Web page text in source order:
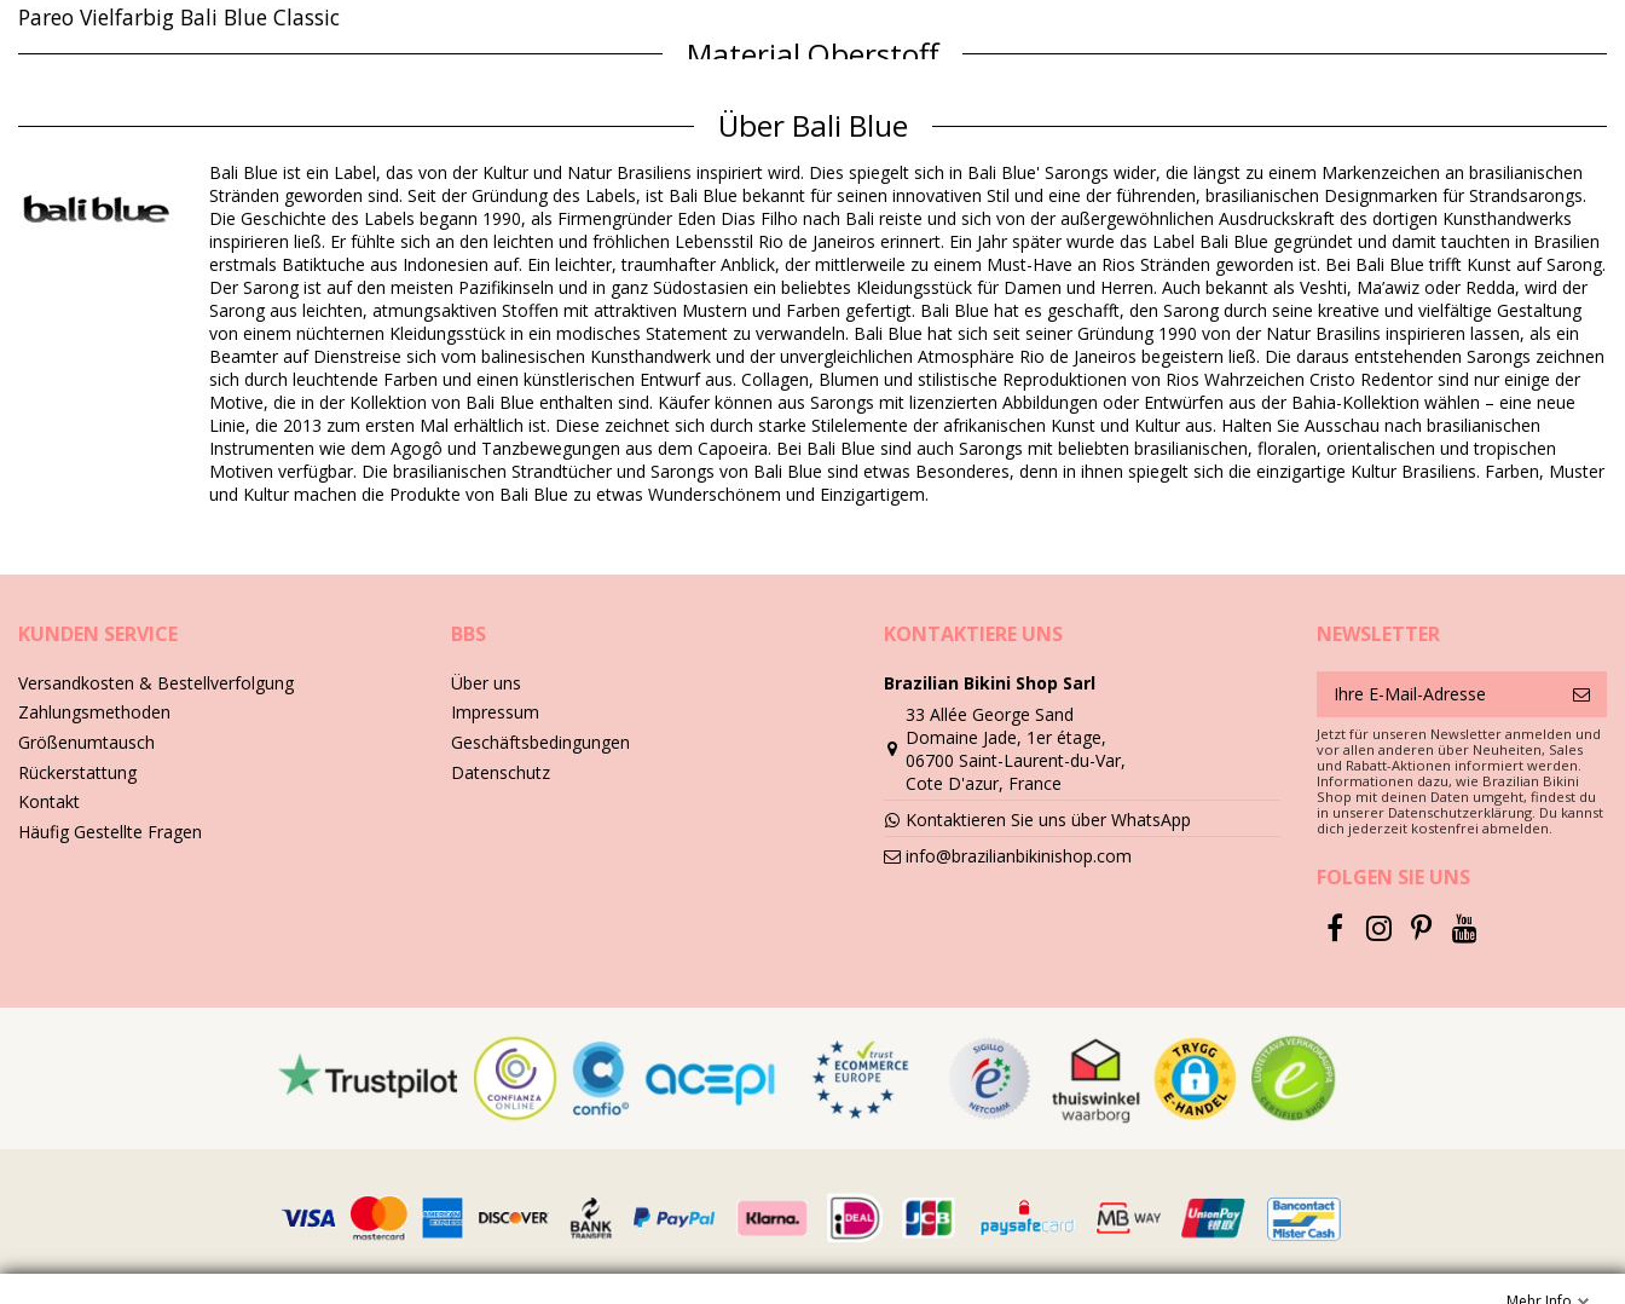
Pareo Vielfarbig Bali Blue Classic
Material Oberstoff
Produktinformation
Abteilung: Unisex, Pareo
Verpackung beinhaltet: 1 x Pareo (Andere Accessoires nicht eingeschlossen)
HS CODE: 621430
EAN: Einheitsgröße (7899818636203)
Gewicht: 220g / 0.48lb / 7.76oz
Wasch- & Pflegeanleitung
Pflegeanleitung für: Bali Blue Canga Bonfim
Wie pflegen Sie Ihre Strandkleidung richtig?
Auf dem Weg zum Strand benutzen Sie nicht nur einen Bikini oder Badeanzug, sondern auch ein Kleid, Rock, Tunika, Shorts usw. Wie können diese sauber gehalten und die gute Form bewahrt werden?
1. Immer den Sand herausschütteln. So viel Sie können am Strand schütteln, zuhause können Sie diese mit dem Staubsauger reinigen oder in eine Warmwasserschüssel auswässern, so dass die Fasern
5. Nie in der prallen Sonne trocknen, weil dadurch die Farben ausbleichen können.
Wenn Sie viele Sommersaisons hindurch Freude an Ihrer Sommerkleidung haben wollen, muss diese sachgemäß gewaschen und gepflegt werden! Immer das Pflegeetikett lesen, jedes Stück ist anders!
Video abspielen Pareo Canga Bonfim Bali Blue
Über Bali Blue
Bali Blue ist ein Label, das von der Kultur und Natur Brasiliens inspiriert wird. Dies spiegelt sich in Bali Blue' Sarongs wider, die längst zu einem Markenzeichen an brasilianischen
Stränden geworden sind. Seit der Gründung des Labels, ist Bali Blue bekannt für seinen innovativen Stil und eine der führenden, brasilianischen Designmarken für Strandsarongs.
Die Geschichte des Labels begann 1990, als Firmengründer Eden Dias Filho nach Bali reiste und sich von der außergewöhnlichen Ausdruckskraft des dortigen Kunsthandwerks
inspirieren ließ. Er fühlte sich an den leichten und fröhlichen Lebensstil Rio de Janeiros erinnert. Ein Jahr später wurde das Label Bali Blue gegründet und damit tauchten in Brasilien
erstmals Batiktuche aus Indonesien auf. Ein leichter, traumhafter Anblick, der mittlerweile zu einem Must-Have an Rios Stränden geworden ist. Bei Bali Blue trifft Kunst auf Sarong.
Der Sarong ist auf den meisten Pazifikinseln und in ganz Südostasien ein beliebtes Kleidungsstück für Damen und Herren. Auch bekannt als Veshti, Ma’awiz oder Redda, wird der
Sarong aus leichten, atmungsaktiven Stoffen mit attraktiven Mustern und Farben gefertigt. Bali Blue hat es geschafft, den Sarong durch seine kreative und vielfältige Gestaltung
von einem nüchternen Kleidungsstück in ein modisches Statement zu verwandeln. Bali Blue hat sich seit seiner Gründung 1990 von der Natur Brasilins inspirieren lassen, als ein
Beamter auf Dienstreise sich vom balinesischen Kunsthandwerk und der unvergleichlichen Atmosphäre Rio de Janeiros begeistern ließ. Die daraus entstehenden Sarongs zeichnen
sich durch leuchtende Farben und einen künstlerischen Entwurf aus. Collagen, Blumen und stilistische Reproduktionen von Rios Wahrzeichen Cristo Redentor sind nur einige der
Motive, die in der Kollektion von Bali Blue enthalten sind. Käufer können aus Sarongs mit lizenzierten Abbildungen oder Entwürfen aus der Bahia-Kollektion wählen – eine neue
Linie, die 2013 zum ersten Mal erhältlich ist. Diese zeichnet sich durch starke Stilelemente der afrikanischen Kunst und Kultur aus. Halten Sie Ausschau nach brasilianischen
Instrumenten wie dem Agogô und Tanzbewegungen aus dem Capoeira. Bei Bali Blue sind auch Sarongs mit beliebten brasilianischen, floralen, orientalischen und tropischen
Motiven verfügbar. Die brasilianischen Strandtücher und Sarongs von Bali Blue sind etwas Besonderes, denn in ihnen spiegelt sich die einzigartige Kultur Brasiliens. Farben, Muster
und Kultur machen die Produkte von Bali Blue zu etwas Wunderschönem und Einzigartigem.
KUNDEN SERVICE
Versandkosten & Bestellverfolgung
Zahlungsmethoden
Größenumtausch
Rückerstattung
Kontakt
Häufig Gestellte Fragen
BBS
Über uns
Impressum
Geschäftsbedingungen
Datenschutz
KONTAKTIERE UNS
Brazilian Bikini Shop Sarl
33 Allée George Sand
Domaine Jade, 1er étage,
06700 Saint-Laurent-du-Var,
Cote D'azur, France
Kontaktieren Sie uns über WhatsApp
info@brazilianbikinishop.com
NEWSLETTER
Jetzt für unseren Newsletter anmelden und
vor allen anderen über Neuheiten, Sales
und Rabatt-Aktionen informiert werden.
Informationen dazu, wie Brazilian Bikini
Shop mit deinen Daten umgeht, findest du
in unserer Datenschutzerklärung. Du kannst
dich jederzeit kostenfrei abmelden.
FOLGEN SIE UNS